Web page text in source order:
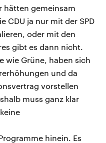
hätten gemeinsam
CDU ja nur mit der SPD
oder mit den
gibt es dann nicht.
wie Grüne, haben sich
und da
vorstellen
muss ganz klar
hinein. Es